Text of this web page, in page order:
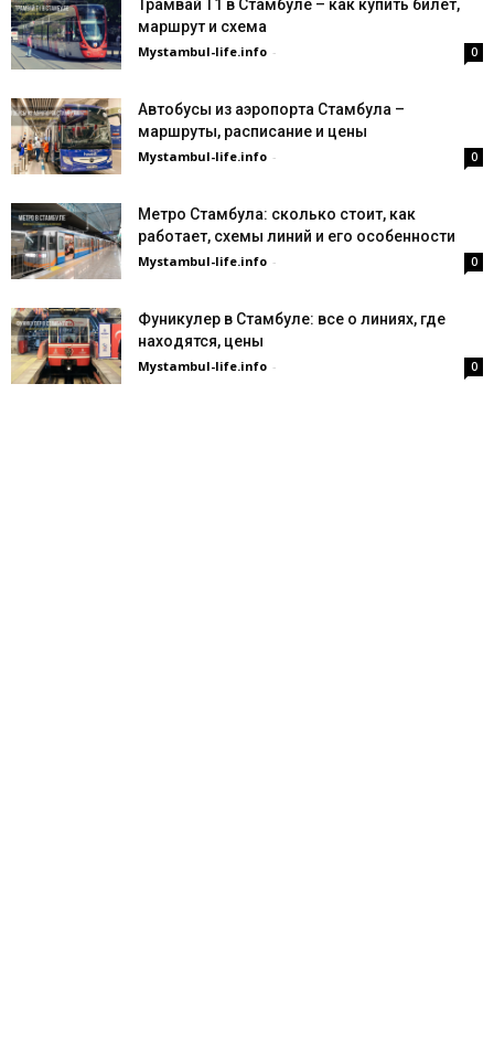
Трамвай Т1 в Стамбуле – как купить билет,
маршрут и схема
Mystambul-life.info - 0
Автобусы из аэропорта Стамбула –
маршруты, расписание и цены
Mystambul-life.info - 0
Метро Стамбула: сколько стоит, как
работает, схемы линий и его особенности
Mystambul-life.info - 0
Фуникулер в Стамбуле: все о линиях, где
находятся, цены
Mystambul-life.info - 0